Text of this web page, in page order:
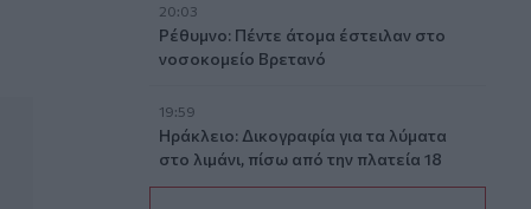
20:03
Ρέθυμνο: Πέντε άτομα έστειλαν στο
νοσοκομείο Βρετανό
19:59
Ηράκλειο: Δικογραφία για τα λύματα
στο λιμάνι, πίσω από την πλατεία 18
Άγγλων